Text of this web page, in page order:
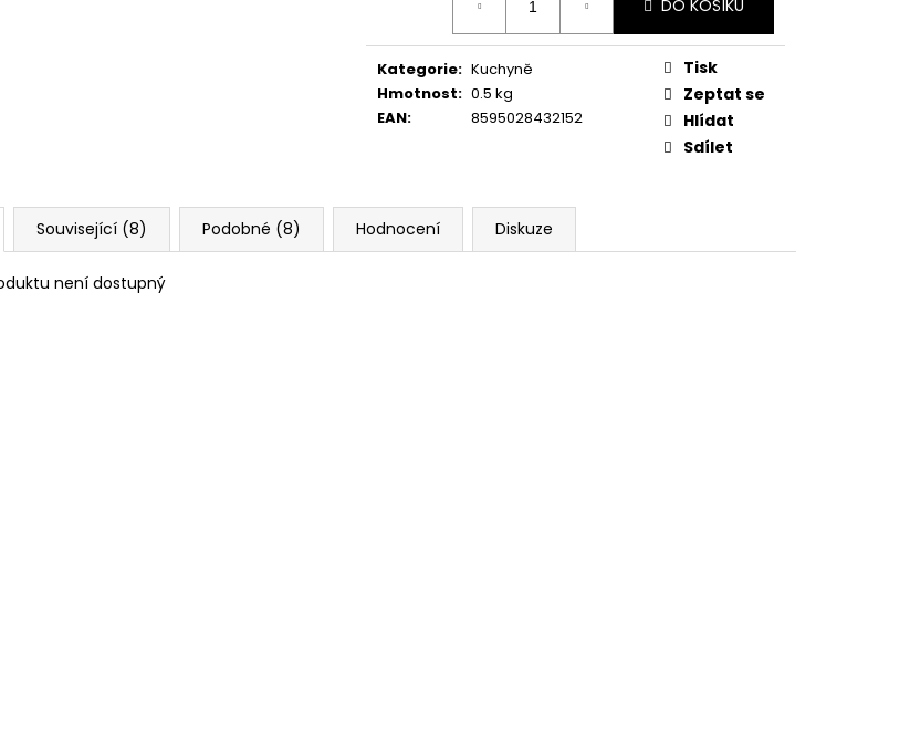
DO KOŠÍKU
Kategorie: Kuchyně
Hmotnost: 0.5 kg
EAN: 8595028432152
Tisk
Zeptat se
Hlídat
Sdílet
Související (8) Podobné (8) Hodnocení Diskuze
není dostupný